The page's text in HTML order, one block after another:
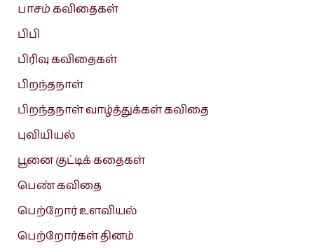
பாசம் கவிதைகள்
பிபி
பிரிவு கவிதைகள்
பிறந்தநாள்
பிறந்தநாள் வாழ்த்துக்கள் கவிதை
புவியியல்
பூனை குட்டிக் கதைகள்
பெண் கவிதை
பெற்றோர் உளவியல்
பெற்றோர்கள் தினம்